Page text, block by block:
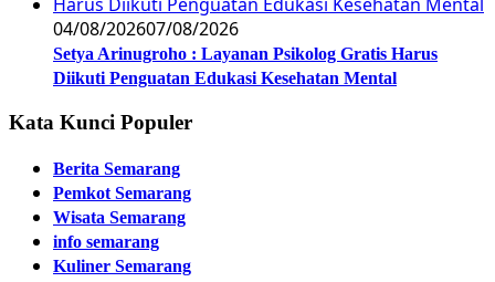
04/08/202607/08/2026
Setya Arinugroho : Layanan Psikolog Gratis Harus
Diikuti Penguatan Edukasi Kesehatan Mental
Kata Kunci Populer
Berita Semarang
Pemkot Semarang
Wisata Semarang
info semarang
Kuliner Semarang